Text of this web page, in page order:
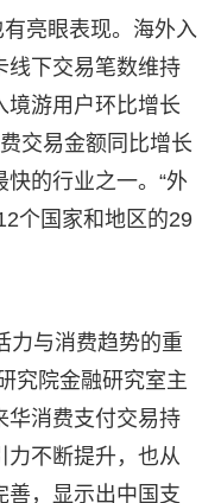
亮眼表现。海外入
线下交易笔数维持
境游用户环比增长
交易金额同比增长
的行业之一。“外
个国家和地区的29
力与消费趋势的重
究院金融研究室主
华消费支付交易持
力不断提升，也从
善，显示出中国支